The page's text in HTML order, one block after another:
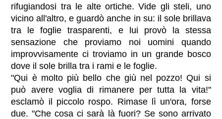
rifugiandosi tra le alte ortiche. Vide gli steli, uno
vicino all'altro, e guardò anche in su: il sole brillava
tra le foglie trasparenti, e lui provò la stessa
sensazione che proviamo noi uomini quando
improvvisamente ci troviamo in un grande bosco
dove il sole brilla tra i rami e le foglie.
"Qui è molto più bello che giù nel pozzo! Qui si
può avere voglia di rimanere per tutta la vita!"
esclamò il piccolo rospo. Rimase lì un'ora, forse
due. "Che cosa ci sarà là fuori? Se sono arrivato